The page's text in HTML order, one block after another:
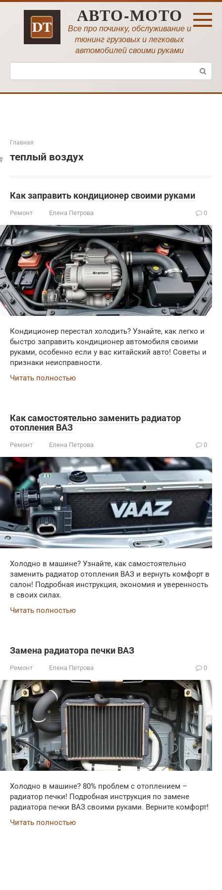
Перейти
АВТО-МОТО
Все про починку, обслуживание и
тюнинг грузовых и легковых
автомобилей своими руками
Поиск:
Главная
теплый воздух
Как заправить кондиционер своими руками
Ремонт Елена Петрова 0
Кондиционер перестал холодить? Узнайте, как легко и
быстро заправить кондиционер автомобиля своими
руками, особенно если у вас китайский авто! Советы и
признаки неисправности.
Читать полностью
Как самостоятельно заменить радиатор
отопления ВАЗ
Ремонт Елена Петрова 0
Холодно в машине? Узнайте, как самостоятельно
заменить радиатор отопления ВАЗ и вернуть комфорт в
салон! Подробная инструкция, экономия и уверенность
в своих силах.
Читать полностью
Замена радиатора печки ВАЗ
Ремонт Елена Петрова 0
Холодно в машине? 80% проблем с отоплением –
радиатор печки! Подробная инструкция по замене
радиатора печки ВАЗ своими руками. Верните комфорт!
Читать полностью